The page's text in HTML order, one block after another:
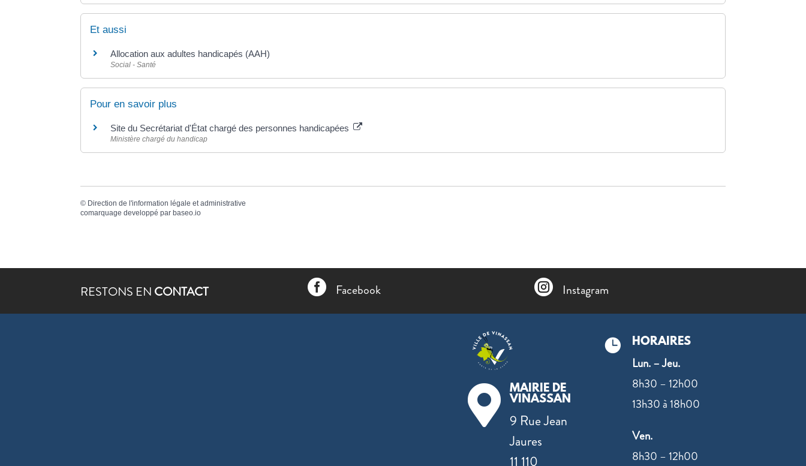
Et aussi
Allocation aux adultes handicapés (AAH)
Social - Santé
Pour en savoir plus
Site du Secrétariat d'État chargé des personnes handicapées
Ministère chargé du handicap
© Direction de l'information légale et administrative
comarquage developpé par baseo.io
RESTONS EN CONTACT  Facebook  Instagram

MAIRIE DE
VINASSAN
9 Rue Jean
Jaures
11 110
 HORAIRES
Lun. – Jeu.
8h30 – 12h00
13h30 à 18h00
Ven.
8h30 – 12h00